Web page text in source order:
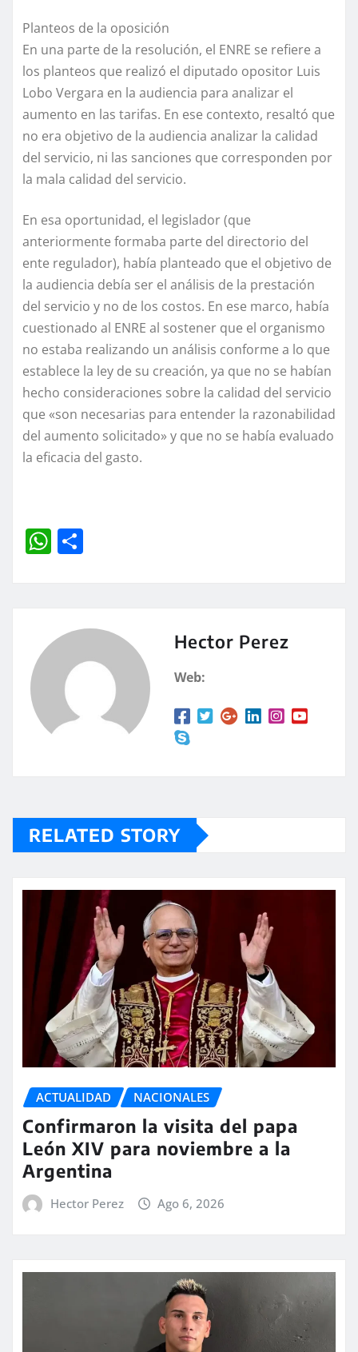
Planteos de la oposición
En una parte de la resolución, el ENRE se refiere a
los planteos que realizó el diputado opositor Luis
Lobo Vergara en la audiencia para analizar el
aumento en las tarifas. En ese contexto, resaltó que
no era objetivo de la audiencia analizar la calidad
del servicio, ni las sanciones que corresponden por
la mala calidad del servicio.
En esa oportunidad, el legislador (que
anteriormente formaba parte del directorio del
ente regulador), había planteado que el objetivo de
la audiencia debía ser el análisis de la prestación
del servicio y no de los costos. En ese marco, había
cuestionado al ENRE al sostener que el organismo
no estaba realizando un análisis conforme a lo que
establece la ley de su creación, ya que no se habían
hecho consideraciones sobre la calidad del servicio
que «son necesarias para entender la razonabilidad
del aumento solicitado» y que no se había evaluado
la eficacia del gasto.
W
A
p
rt
Hector Perez
Web:
RELATED STORY
ACTUALIDAD NACIONALES
Confirmaron la visita del papa
León XIV para noviembre a la
Argentina
Hector Perez Ago 6, 2026